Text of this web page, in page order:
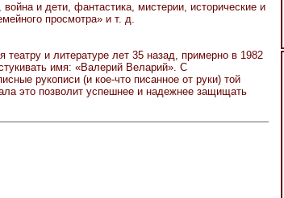
и дети, фантастика, мистерии, исторические и
просмотра» и т. д.
и литературе лет 35 назад, примерно в 1982
имя: «Валерий Веларий». С
рукописи (и кое-что писанное от руки) той
это позволит успешнее и надежнее защищать